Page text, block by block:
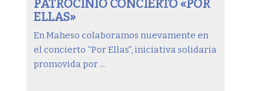
PATROCINIO CONCIERTO «POR
ELLAS»
En Maheso colaboramos nuevamente en
el concierto “Por Ellas”, iniciativa solidaria
promovida por ...